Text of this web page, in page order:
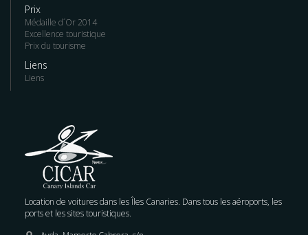
Prix
Médaille d´Or 2014
Excellence touristique
Prix du tourisme
Liens
Liens
Location de voitures dans les Îles Canaries. Dans tous les aéroports, les
ports et les sites touristiques.